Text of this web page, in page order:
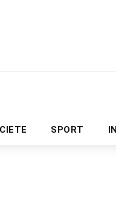
SPORTPUBLICITÉ